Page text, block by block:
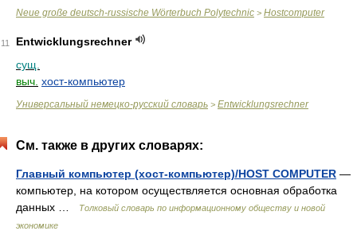
Neue große deutsch-russische Wörterbuch Polytechnic > Hostcomputer
11
Entwicklungsrechner
сущ.
выч. хост-компьютер
Универсальный немецко-русский словарь > Entwicklungsrechner
См. также в других словарях:
Главный компьютер (хост-компьютер)/HOST COMPUTER —
компьютер, на котором осуществляется основная обработка
данных …
Толковый словарь по информационному обществу и новой
экономике